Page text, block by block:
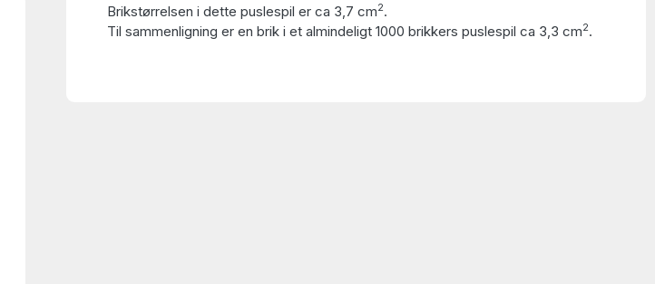
Brikstørrelsen i dette puslespil er ca 3,7 cm2.
Til sammenligning er en brik i et almindeligt 1000 brikkers puslespil ca 3,3 cm2.